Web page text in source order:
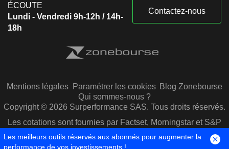
ÉCOUTE
Lundi - Vendredi 9h-12h / 14h-
18h
Contactez-nous
Mentions légales Paramétrer les cookies Blog Zonebourse
Qui sommes-nous ?
Copyright © 2026 Surperformance SAS. Tous droits réservés.
Les cotations sont fournies par Factset, Morningstar et S&P
Capital IQ
Les meilleurs outils réservés aux abonnés pour augmenter la
performance de vos investissements !